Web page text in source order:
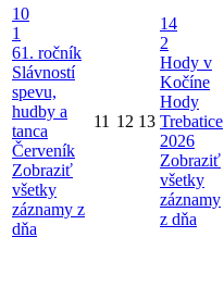
10
1
61. ročník
Slávností
spevu,
hudby a
tanca
Červeník
Zobraziť
všetky
záznamy z
dňa
11 12 13
14
2
Hody v
Kočíne
Hody
Trebatice
2026
Zobraziť
všetky
záznamy
z dňa